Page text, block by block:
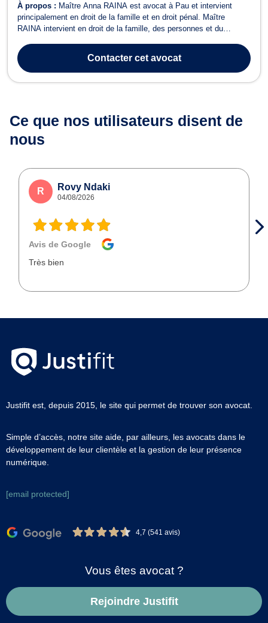
À propos : Maître Anna RAINA est avocat à Pau et intervient
principalement en droit de la famille et en droit pénal. Maître
RAINA intervient en droit de la famille, des personnes et du
de divorce (contentieux ou à l'amiable), de séparation, d'adoption,
droits des gr...
Contactercet avocat
Ce que nos utilisateurs disent de
nous
R Rovy Ndaki
04/08/2026
Avis de Google
Très bien
Justifit est, depuis 2015, le site qui permet de trouver son avocat.
Simple d’accès, notre site aide, par ailleurs, les avocats dans le
développement de leur clientèle et la gestion de leur présence
numérique.
[email protected]
4,7 (541 avis)
Vous êtes avocat ?
Rejoindre Justifit